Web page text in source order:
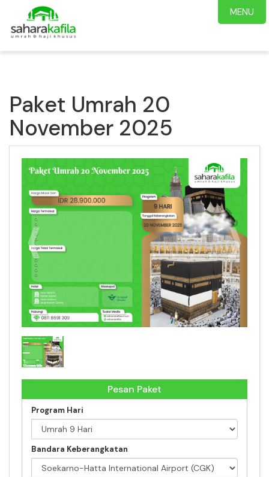
Paket Umrah 20
November 2025
Paket Umrah 20 November 2025
Pesan Paket
Program Hari
Bandara Keberangkatan
MENU